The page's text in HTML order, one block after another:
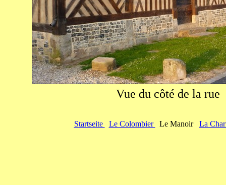
Vue du côté de la rue
Startseite Le Colombier Le Manoir La